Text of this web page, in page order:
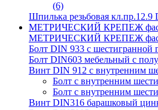
(6)
Шпилька резьбовая кл.пр.12.9
МЕТРИЧЕСКИЙ КРЕПЕЖ
МЕТРИЧЕСКИЙ КРЕПЕЖ
Болт DIN 933 с шестигранной
Болт DIN603 мебельный с
Винт DIN 912 с внутренним
Болт с внутренним
Болт с внутренним
Винт DIN316 барашковый